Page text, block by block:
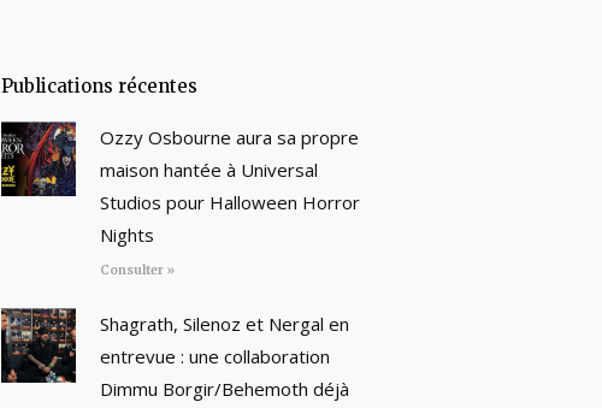
Publications récentes
Ozzy Osbourne aura sa propre
maison hantée à Universal
Studios pour Halloween Horror
Nights
Consulter »
Shagrath, Silenoz et Nergal en
entrevue : une collaboration
Dimmu Borgir/Behemoth déjà